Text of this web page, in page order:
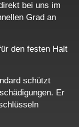
bei uns im
Grad an
den festen Halt
schützt
Er